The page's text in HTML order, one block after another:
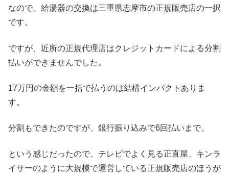
なので、給湯器の交換は三重県志摩市の正規販売店の一択
です。
ですが、近所の正規代理店はクレジットカードによる分割
払いができませんでした。
17万円の金額を一括で払うのは結構インパクトありま
す。
分割もできたのですが、銀行振り込みで6回払いまで。
という感じだったので、テレビでよく見る正直屋、キンラ
イサーのように大規模で運営している正規販売店のほうが